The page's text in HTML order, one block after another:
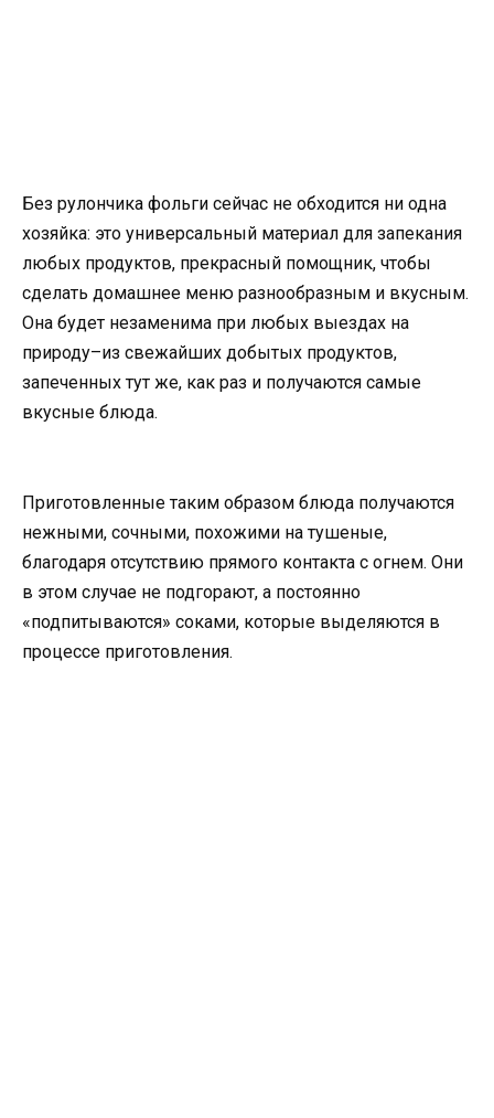
Без рулончика фольги сейчас не обходится ни одна
хозяйка: это универсальный материал для запекания
любых продуктов, прекрасный помощник, чтобы
сделать домашнее меню разнообразным и вкусным.
Она будет незаменима при любых выездах на
природу–из свежайших добытых продуктов,
запеченных тут же, как раз и получаются самые
вкусные блюда.
Приготовленные таким образом блюда получаются
нежными, сочными, похожими на тушеные,
благодаря отсутствию прямого контакта с огнем. Они
в этом случае не подгорают, а постоянно
«подпитываются» соками, которые выделяются в
процессе приготовления.